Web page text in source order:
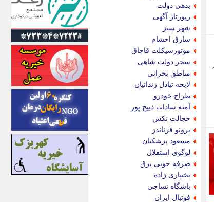
بدهی دولت
رپورتاژ آگهی
شهر سبز
سارق احشام
موتورسیکلت قاچاق
سحر دولت شاهی
مناطق بحرانی
لایحه تبادل زندانیان
طراح خودرو
آمنه سادات ذبیح پور
خجالت نکش
برونو فرناندز
مسعود پزشکیان
لوگوی استقلال
صرفه جویی برق
بختیاری زاده
باشگاه نساجی
فوتبال ایران
ایرانیتال
ایرنا
ایسکانیوز
ایسنا
ایکنا
ایلنا
اینتیتر
ایونا نیوز
بازتاب آنلاین
باشگاه خبرنگاران
باغستان نیوز
بامبوک
ببین و بخون
بدینسان
بنکر